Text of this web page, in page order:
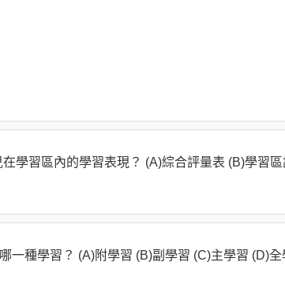
學習區內的學習表現？ (A)綜合評量表 (B)學習區
一種學習？ (A)附學習 (B)副學習 (C)主學習 (D)全